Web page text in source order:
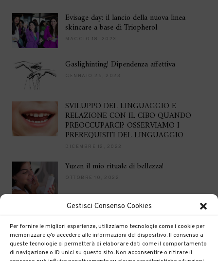
Gestisci Consenso Cookies
Per fornire le migliori esperienze, utilizziamo tecnologie come i cookie per
memorizzare e/o accedere alle informazioni del dispositivo. Il consenso a
queste tecnologie ci permetterà di elaborare dati come il comportamento
di navigazione o ID unici su questo sito. Non acconsentire o ritirare il
Evisage day: il lancio della nuova linea
skincare a base di Triopherol
MAGGIO 18, 2023
Gaslighinting! Dipendenza affettiva
GENNAIO 25, 2023
SVILUPPO DEL LINGUAGGIO E
RELAZIONE CON IL CIBO QUANDO
PREOCCUPARCI? OSSERVIAMO I
PREREQUISITI DEL LINGUAGGIO
DICEMBRE 12, 2022
Yuzen il mio rituale di bellezza!
OTTOBRE 10, 2022
DICEMBRE 16, 2021